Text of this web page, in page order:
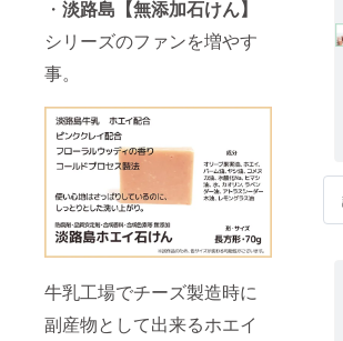
・ 淡路島【無添加石けん】
シリーズのファンを増やす
事。
牛乳工場でチーズ製造時に
副産物として出来るホエイ